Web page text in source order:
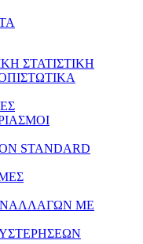
ΣΤΑΤΙΣΤΙΚΗ
STANDARD
ΜΕ